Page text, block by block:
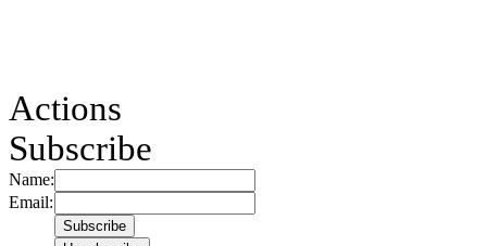
Actions
Subscribe
Name:
Email: